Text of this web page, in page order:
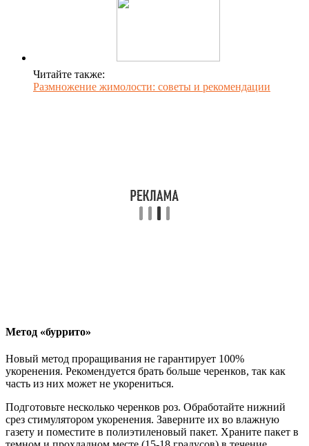
Читайте также:
Размножение жимолости: советы и рекомендации
Метод «буррито»
Новый метод проращивания не гарантирует 100%
укоренения. Рекомендуется брать больше черенков, так как
часть из них может не укорениться.
Подготовьте несколько черенков роз. Обработайте нижний
срез стимулятором укоренения. Заверните их во влажную
газету и поместите в полиэтиленовый пакет. Храните пакет в